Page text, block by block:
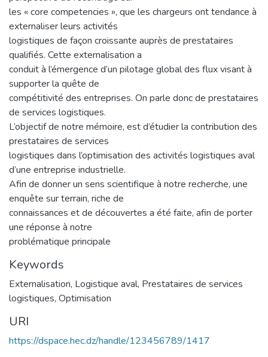
les « core competencies », que les chargeurs ont tendance à
externaliser leurs activités
logistiques de façon croissante auprès de prestataires
qualifiés. Cette externalisation a
conduit à l’émergence d’un pilotage global des flux visant à
supporter la quête de
compétitivité des entreprises. On parle donc de prestataires
de services logistiques.
L’objectif de notre mémoire, est d’étudier la contribution des
prestataires de services
logistiques dans l’optimisation des activités logistiques aval
d’une entreprise industrielle.
Afin de donner un sens scientifique à notre recherche, une
enquête sur terrain, riche de
connaissances et de découvertes a été faite, afin de porter
une réponse à notre
problématique principale
Keywords
Externalisation, Logistique aval, Prestataires de services
logistiques, Optimisation
URI
https://dspace.hec.dz/handle/123456789/1417